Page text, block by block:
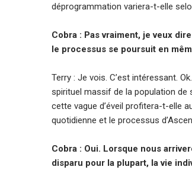
déprogrammation variera-t-elle
Cobra : Pas vraiment, je veux
le processus se poursuit en
Terry : Je vois. C’est intéressant.
spirituel massif de la population
cette vague d’éveil profitera-t-elle
quotidienne et le processus
Cobra : Oui. Lorsque nous
disparu pour la plupart, la vie